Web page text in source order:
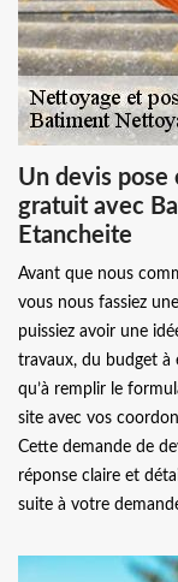
Un devis
gratuit avec
Etancheite
Avant que nous
vous nous fassiez
puissiez avoir une
travaux, du budget à
qu’à remplir le
site avec vos
Cette demande de
réponse claire et
suite à votre